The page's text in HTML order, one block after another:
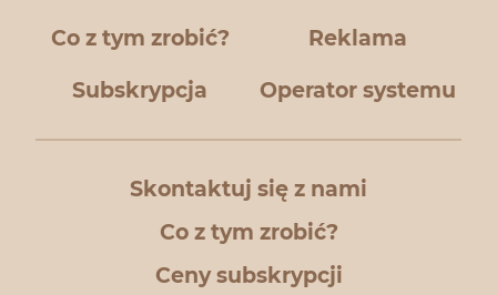
Co z tym zrobić? Reklama
Subskrypcja Operator systemu
Skontaktuj się z nami
Co z tym zrobić?
Ceny subskrypcji